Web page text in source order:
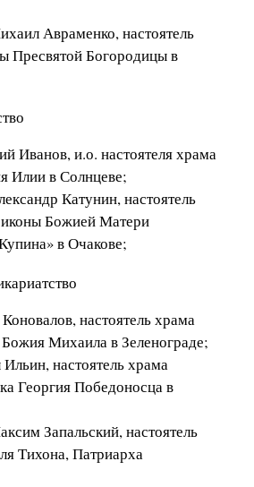
Авраменко, настоятель
Пресвятой Богородицы в
Иванов, и.о. настоятеля храма
Илии в Солнцеве;
Катунин, настоятель
иконы Божией Матери
в Очакове;
настоятель храма
Михаила в Зеленограде;
настоятель храма
Георгия Победоносца в
Запальский, настоятель
Тихона, Патриарха